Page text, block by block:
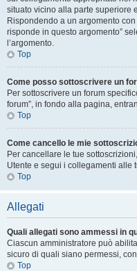
situato vicino alla parte superiore
Rispondendo a un argomento
risponde in questo argomento”
l’argomento.
Top
Come posso sottoscrivere un
Per sottoscrivere un forum
forum”, in fondo alla pagina,
Top
Come cancello le mie
Per cancellare le tue
Utente e segui i collegamenti alle
Top
Allegati
Quali allegati sono ammessi in
Ciascun amministratore può
sicuro di quali siano permessi,
Top